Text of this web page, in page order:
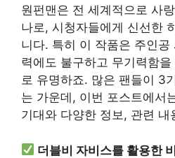
원펀맨은 전 세계적으로 사
나로, 시청자들에게 신선한
니다. 특히 이 작품은 주인
력에도 불구하고 무기력함
로 유명하죠. 많은 팬들이 3
는 가운데, 이번 포스트에서
기대와 다양한 정보, 관련 내
더블비 자비스를 활용한